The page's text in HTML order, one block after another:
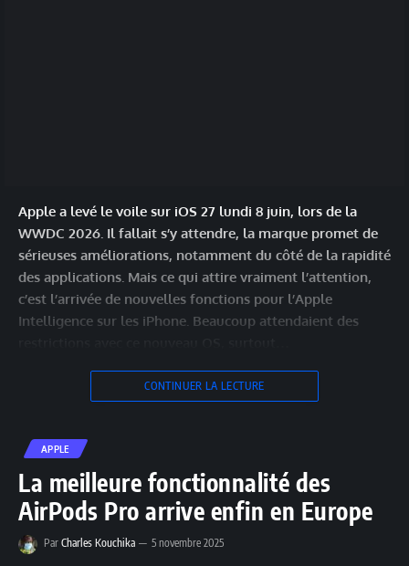
Apple a levé le voile sur iOS 27 lundi 8 juin, lors de la
WWDC 2026. Il fallait s’y attendre, la marque promet de
sérieuses améliorations, notamment du côté de la rapidité
des applications. Mais ce qui attire vraiment l’attention,
c’est l’arrivée de nouvelles fonctions pour l’Apple
Intelligence sur les iPhone. Beaucoup attendaient des
CONTINUER LA LECTURE
APPLE
La meilleure fonctionnalité des
AirPods Pro arrive enfin en Europe
Par Charles Kouchika 5 novembre 2025